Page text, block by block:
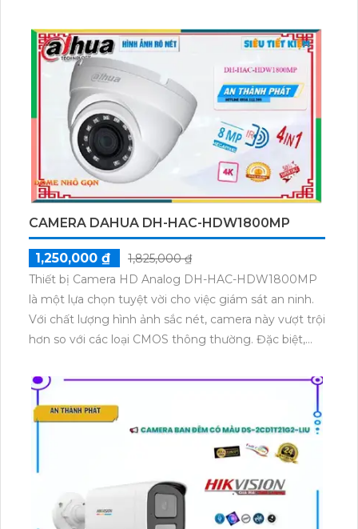
cho hệ thống lớn. Đặc biệt, được tích hợp công nghệ
hồng ngoại Smart IR, giúp cho hình ảnh ban đêm trở
nên rõ ràng. Thiết kế camera tinh tế và sang trọng, có
khả năng xoay 360 độ nhờ công nghệ AI. Sản phẩm
này được sử dụng phù hợp cho các dự án cao cấp.
CAMERA DAHUA DH-HAC-HDW1800MP
1,250,000 ₫
1,825,000 ₫
Thiết bị Camera HD Analog DH-HAC-HDW1800MP
là một lựa chọn tuyệt vời cho việc giám sát an ninh.
Với chất lượng hình ảnh sắc nét, camera này vượt trội
hơn so với các loại CMOS thông thường. Đặc biệt,
hồng ngoại lên đến 30m. Thiết bị này còn hỗ trợ
nhiều định dạng AHD, CVI, TVI, BCS HD, giúp tương
thích với nhiều hệ thống hiện có. Với giá thành hợp lý,
chất lượng hình ảnh 8.0 MP và tích hợp công nghệ
nhìn đêm chất lượng Hồng Ngoại SMD, thiết bị này
là một sự lựa chọn tuyệt vời cho việc bảo vệ và giám